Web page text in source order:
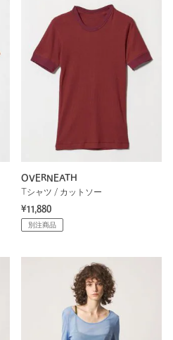
OVERNEATH
Tシャツ / カットソー
¥11,880
別注商品